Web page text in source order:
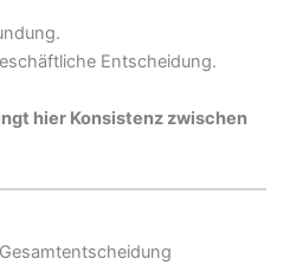
Entscheidung.
hier Konsistenz zwischen